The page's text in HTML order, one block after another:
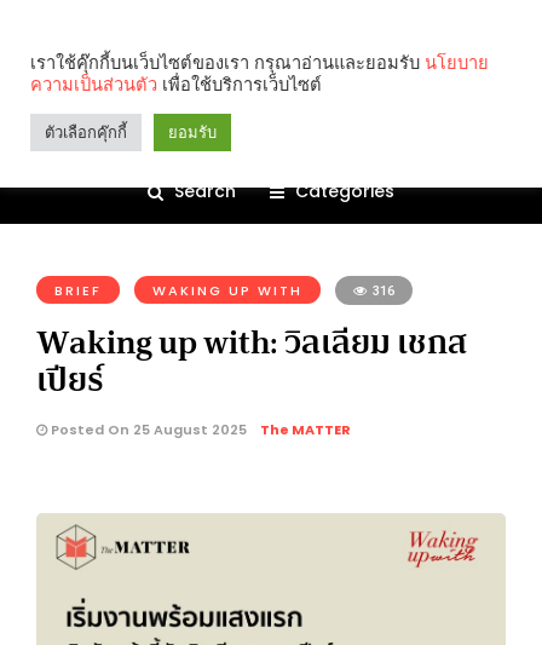
Search Categories
BRIEF WAKING UP WITH 316
Waking up with: วิลเลียม เชกส
เปียร์
Posted On 25 August 2025 The MATTER
เราใช้คุ๊กกี้บนเว็บไซต์ของเรา กรุณาอ่านและยอมรับ นโยบาย
ความเป็นส่วนตัว เพื่อใช้บริการเว็บไซต์
ตัวเลือกคุ๊กกี้ ยอมรับ